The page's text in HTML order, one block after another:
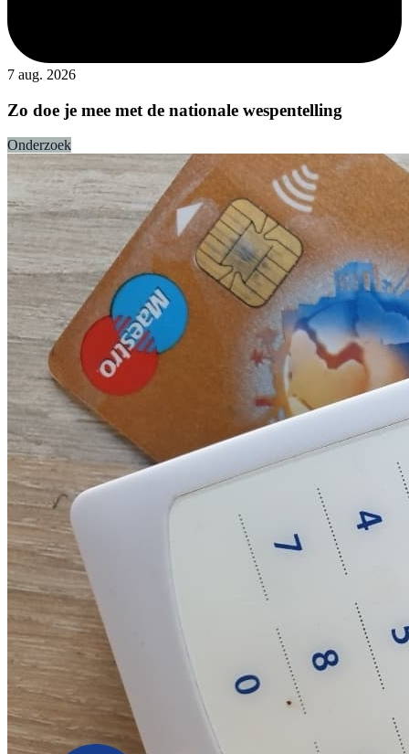
7 aug. 2026
Zo doe je mee met de nationale wespentelling
Onderzoek